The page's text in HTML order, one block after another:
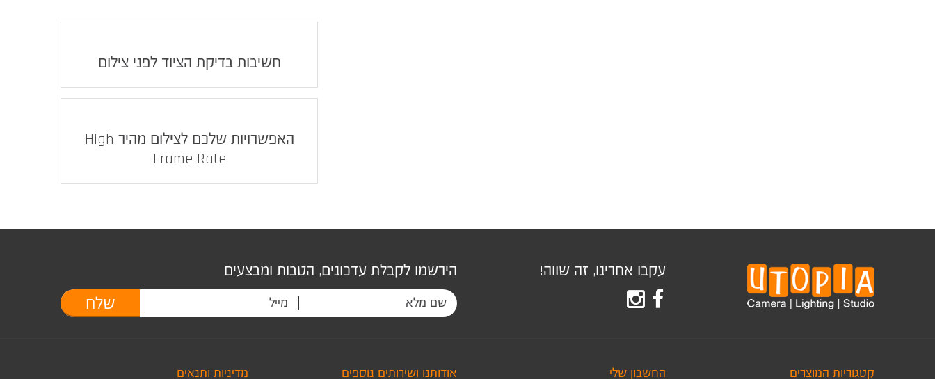
חשיבות בדיקת הציוד לפני צילום
האפשרויות שלכם לצילום מהיר High
Frame Rate
עקבו אחרינו, זה שווה! הירשמו לקבלת עדכונים, הטבות ומבצעים
שלח
קטגוריות המוצרים החשבון שלי אודותנו ושירותים נוספים מדיניות ותנאים